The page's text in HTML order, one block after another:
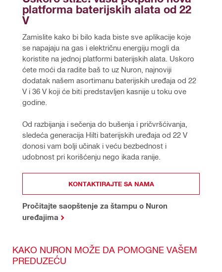
platforma baterijskih alata od 22
V
Zamislite kako bi bilo kada biste sve aplikacije koje
se napajaju na gas i električnu energiju mogli da
koristite na jednoj platformi baterijskih alata. Uskoro
ćete moći da radite baš to uz Nuron, najnoviji
dodatak našem asortimanu baterijskih uređaja od 22
V i 36 V koji će biti predstavljen kasnije u toku ove
godine.
Od razbijanja i sečenja do bušenja i pričvršćivanja,
sledeća generacija Hilti baterijskih uređaja od 22 V
donosi vam bolji učinak i veću bezbednost i
udobnost pri korišćenju nego ikada ranije.
KONTAKTIRAJTE SA NAMA
Pročitajte saopštenje za štampu o Nuron
uređajima
KAKO NURON MOŽE DA POMOGNE VAŠEM
PREDUZEĆU